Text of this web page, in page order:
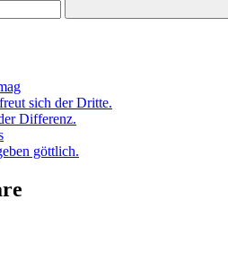
sich der Dritte.
Differenz.
göttlich.